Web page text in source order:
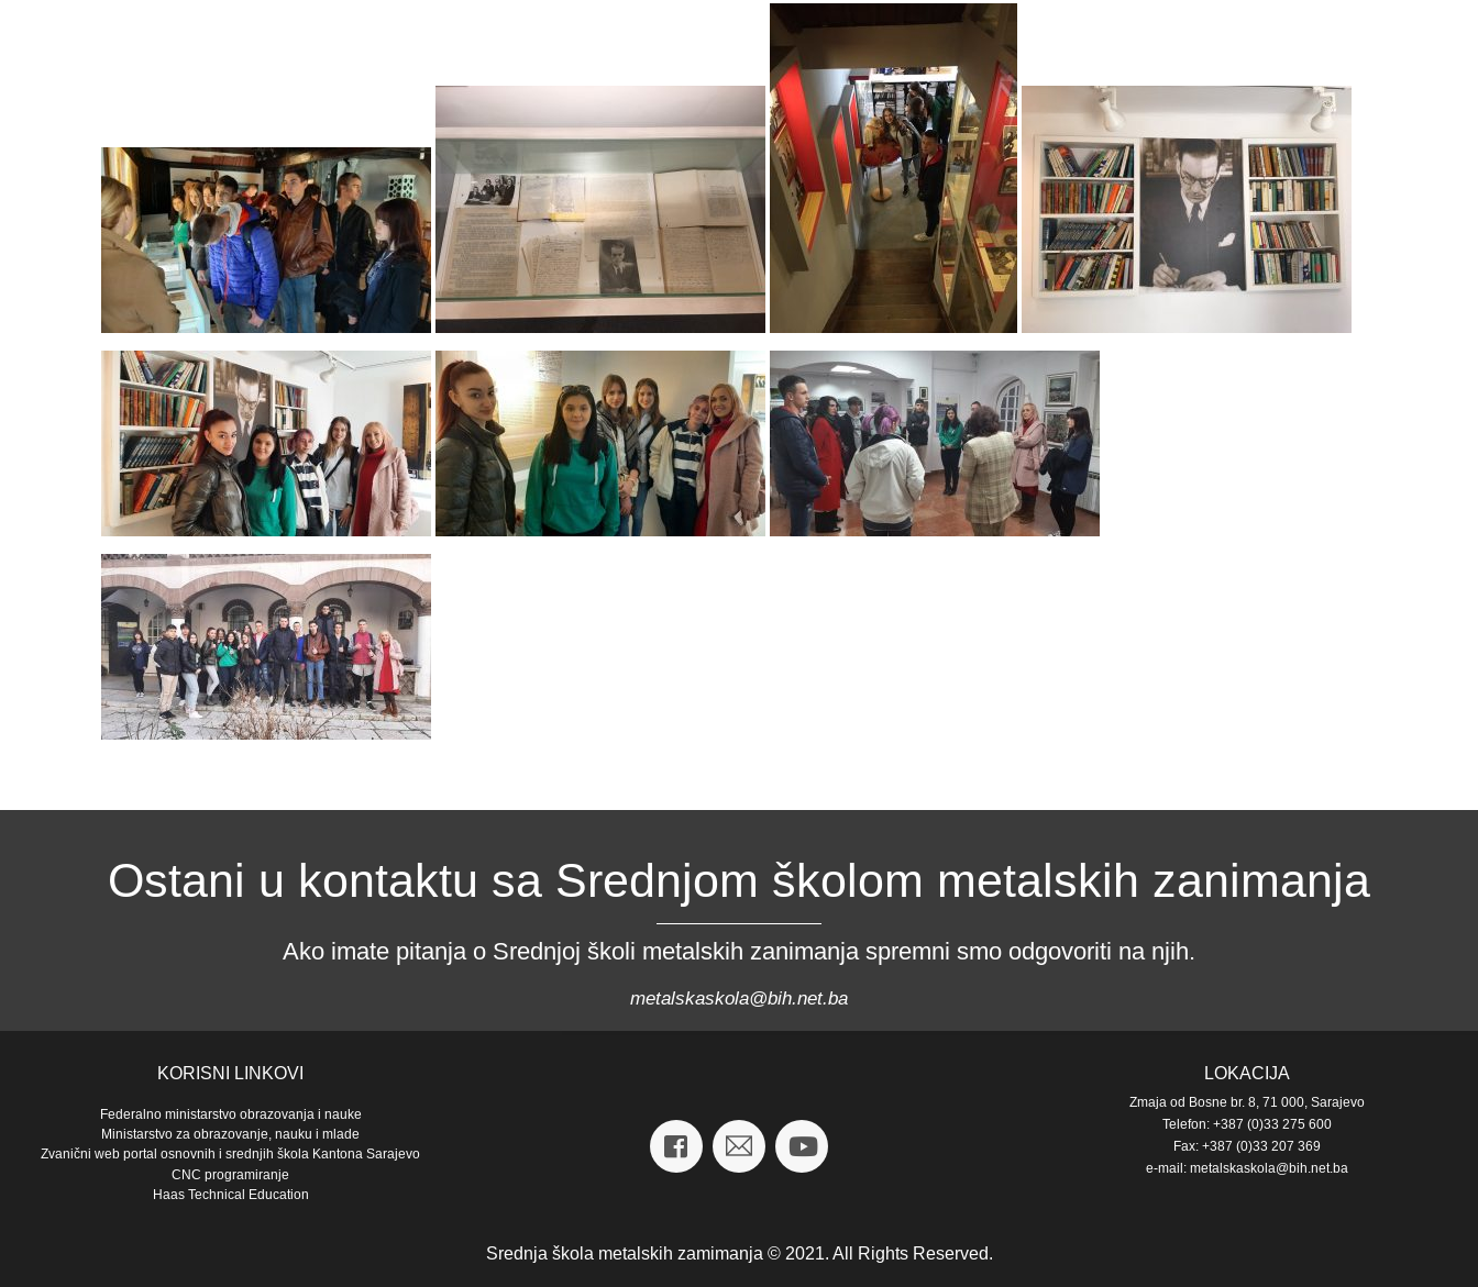
Ostani u kontaktu sa Srednjom školom metalskih zanimanja
Ako imate pitanja o Srednjoj školi metalskih zanimanja spremni smo odgovoriti na njih.
metalskaskola@bih.net.ba
KORISNI LINKOVI
Federalno ministarstvo obrazovanja i nauke
Ministarstvo za obrazovanje, nauku i mlade
Zvanični web portal osnovnih i srednjih škola Kantona Sarajevo
CNC programiranje
Haas Technical Education
LOKACIJA
Zmaja od Bosne br. 8, 71 000, Sarajevo
Telefon: +387 (0)33 275 600
Fax: +387 (0)33 207 369
e-mail: metalskaskola@bih.net.ba
Srednja škola metalskih zamimanja © 2021. All Rights Reserved.